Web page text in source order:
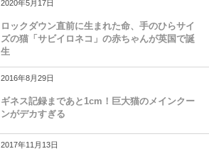
2020年5月17日
ロックダウン直前に生まれた命、手のひらサイ
ズの猫「サビイロネコ」の赤ちゃんが英国で誕
生
2016年8月29日
ギネス記録まであと1cm！巨大猫のメインクー
ンがデカすぎる
2017年11月13日